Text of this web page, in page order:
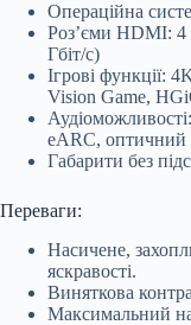
Операційна
Роз’єми HDMI:
Гбіт/с)
Ігрові функції:
Vision Game,
eARC, оптичний
Габарити без
Переваги:
Насичене,
яскравості.
Виняткова
Максимальний